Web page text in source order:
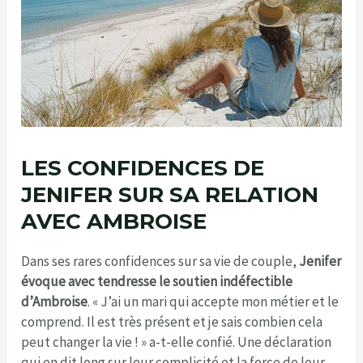
LES CONFIDENCES DE
JENIFER SUR SA RELATION
AVEC AMBROISE
Dans ses rares confidences sur sa vie de couple, Jenifer
évoque avec tendresse le soutien indéfectible
d’Ambroise. « J’ai un mari qui accepte mon métier et le
comprend. Il est très présent et je sais combien cela
peut changer la vie ! » a-t-elle confié. Une déclaration